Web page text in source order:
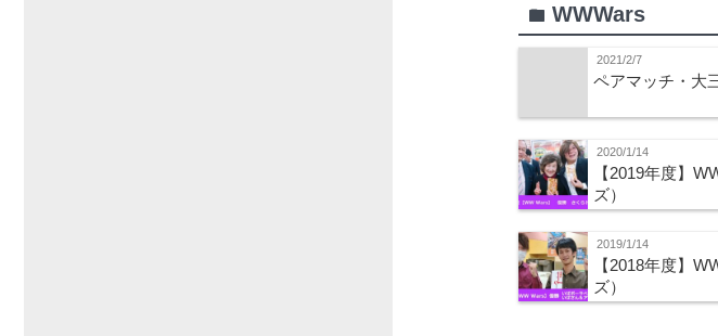
folder WWWars
2021/2/7
ペアマッチ・大
2020/1/14
【2019年度】
ズ）
2019/1/14
【2018年度】
ズ）